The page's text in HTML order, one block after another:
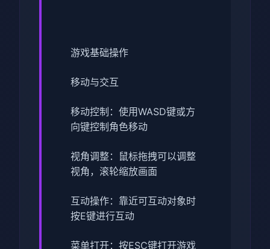
游戏基础操作
移动与交互
移动控制：使用WASD键或方
向键控制角色移动
视角调整：鼠标拖拽可以调整
视角，滚轮缩放画面
互动操作：靠近可互动对象时
按E键进行互动
菜单打开：按ESC键打开游戏